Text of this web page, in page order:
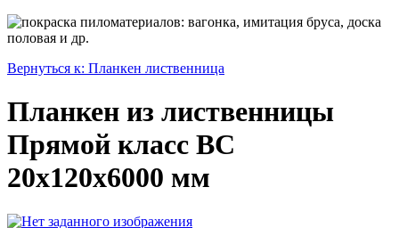
Вернуться к: Планкен лиственница
Планкен из лиственницы
Прямой класс ВC
20x120x6000 мм